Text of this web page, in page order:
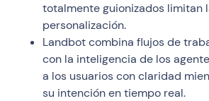
totalmente guionizados limitan
personalización.
Landbot combina flujos de
con la inteligencia de los
a los usuarios con claridad
su intención en tiempo real.